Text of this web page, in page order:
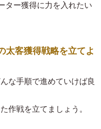
ター獲得に力を入れたい
太客獲得戦略を立てよ
な手順で進めていけば良
作戦を立てましょう。